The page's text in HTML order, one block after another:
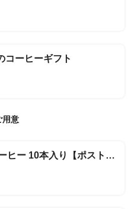
コーヒーギフト
用意
スヌーピーコーヒー 10本入り【ポスト投函】 （デカフェ）